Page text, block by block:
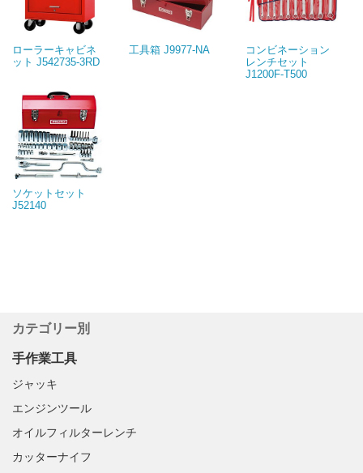
ローラーキャビネ
ット J542735-3RD
工具箱 J9977-NA
コンビネーション
レンチセット
J1200F-T500
ソケットセット
J52140
カテゴリー別
手作業工具
ジャッキ
エンジンツール
オイルフィルターレンチ
カッターナイフ